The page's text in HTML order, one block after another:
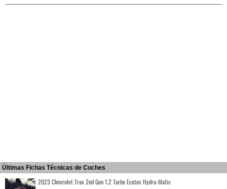
Últimas Fichas Técnicas de Coches
2023 Chevrolet Trax 2nd Gen 1.2 Turbo Ecotec Hydra-Matic